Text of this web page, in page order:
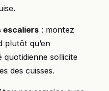
escaliers : montez
plutôt qu’en
quotidienne sollicite
des cuisses.